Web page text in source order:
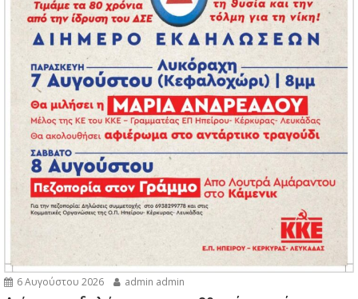
6 Αυγούστου 2026 admin admin